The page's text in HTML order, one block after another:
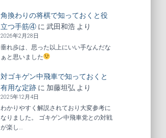
角換わりの将棋で知っておくと役
立つ手筋④に 武田和浩より
2026年2月28日
垂れ歩は、思った以上にいい手なんだな
ぁと思いました
対ゴキゲン中飛車で知っておくと
有用な定跡に 加藤坦弘 より
2025年12月4日
わかりやすく解説されており大変参考に
なりました。 ゴキゲン中飛車党との対戦
が楽し…